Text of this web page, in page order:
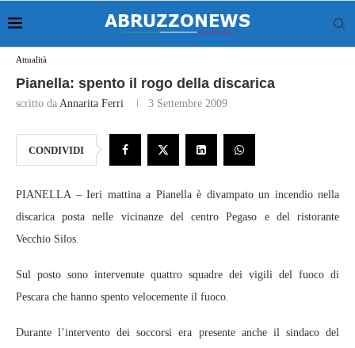
Attualità
Pianella: spento il rogo della discarica
scritto da Annarita Ferri 3 Settembre 2009
CONDIVIDI
PIANELLA – Ieri mattina a Pianella è divampato un incendio nella
discarica posta nelle vicinanze del centro Pegaso e del ristorante
Vecchio Silos.
Sul posto sono intervenute quattro squadre dei vigili del fuoco di
Pescara che hanno spento velocemente il fuoco.
Durante l’intervento dei soccorsi era presente anche il sindaco del